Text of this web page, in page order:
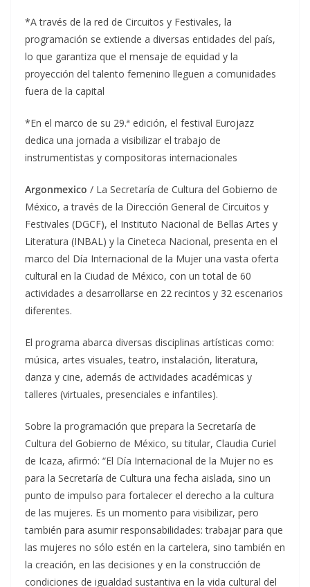
*A través de la red de Circuitos y Festivales, la
programación se extiende a diversas entidades del país,
lo que garantiza que el mensaje de equidad y la
proyección del talento femenino lleguen a comunidades
fuera de la capital
*En el marco de su 29.ª edición, el festival Eurojazz
dedica una jornada a visibilizar el trabajo de
instrumentistas y compositoras internacionales
Argonmexico / La Secretaría de Cultura del Gobierno de
México, a través de la Dirección General de Circuitos y
Festivales (DGCF), el Instituto Nacional de Bellas Artes y
Literatura (INBAL) y la Cineteca Nacional, presenta en el
marco del Día Internacional de la Mujer una vasta oferta
cultural en la Ciudad de México, con un total de 60
actividades a desarrollarse en 22 recintos y 32 escenarios
diferentes.
El programa abarca diversas disciplinas artísticas como:
música, artes visuales, teatro, instalación, literatura,
danza y cine, además de actividades académicas y
talleres (virtuales, presenciales e infantiles).
Sobre la programación que prepara la Secretaría de
Cultura del Gobierno de México, su titular, Claudia Curiel
de Icaza, afirmó: “El Día Internacional de la Mujer no es
para la Secretaría de Cultura una fecha aislada, sino un
punto de impulso para fortalecer el derecho a la cultura
de las mujeres. Es un momento para visibilizar, pero
también para asumir responsabilidades: trabajar para que
las mujeres no sólo estén en la cartelera, sino también en
la creación, en las decisiones y en la construcción de
condiciones de igualdad sustantiva en la vida cultural del